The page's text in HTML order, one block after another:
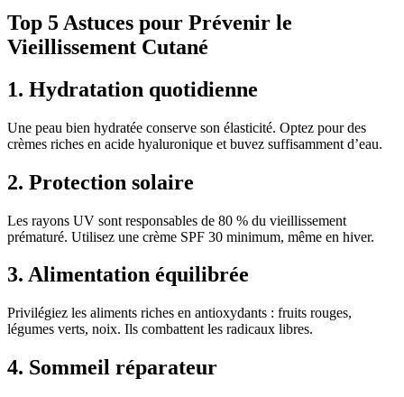
Top 5 Astuces pour Prévenir le
Vieillissement Cutané
1. Hydratation quotidienne
Une peau bien hydratée conserve son élasticité. Optez pour des
crèmes riches en acide hyaluronique et buvez suffisamment d’eau.
2. Protection solaire
Les rayons UV sont responsables de 80 % du vieillissement
prématuré. Utilisez une crème SPF 30 minimum, même en hiver.
3. Alimentation équilibrée
Privilégiez les aliments riches en antioxydants : fruits rouges,
légumes verts, noix. Ils combattent les radicaux libres.
4. Sommeil réparateur